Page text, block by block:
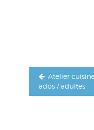
Atelier
ados / adultes